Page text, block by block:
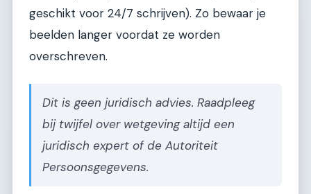
geschikt voor 24/7 schrijven). Zo bewaar je
beelden langer voordat ze worden
overschreven.
Dit is geen juridisch advies. Raadpleeg
bij twijfel over wetgeving altijd een
juridisch expert of de Autoriteit
Persoonsgegevens.